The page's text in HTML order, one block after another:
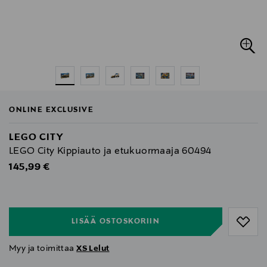
ONLINE EXCLUSIVE
LEGO CITY
LEGO City Kippiauto ja etukuormaaja 60494
Original Price
145,99 €
LISÄÄ OSTOSKORIIN
Myy ja toimittaaXS Lelut